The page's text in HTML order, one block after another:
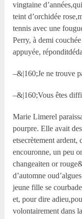
vingtaine
teint d’orchidée
tennis avec une
Perry, à demi
appuyée,
–&|160;Je ne trouve
–&|160;Vous êtes
Marie Limerel
pourpre. Elle avait
etsecrètement
encouronne, un peu
changeaiten or
d’automne
jeune fille se
et, pour dire
volontairement dans